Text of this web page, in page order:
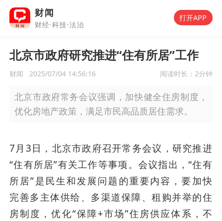
财闻
财经·科技·法治
打开APP
北京市政府研究推进“住有所居”工作
财闻 2025/07/04 14:56:16 阅读时长： 2分钟
北京市政府常务会议强调，加快健全住房制度，
优化房地产政策，满足市民高品质居住需求。
7月3日，北京市政府召开常务会议，研究推进
“住有所居”有关工作等事项。会议指出，“住有
所居”是民生和发展问题的重要内容，要加快
完善多主体供给、多渠道保障、租购并举的住
房制度，优化“保障+市场”住房供应体系，不